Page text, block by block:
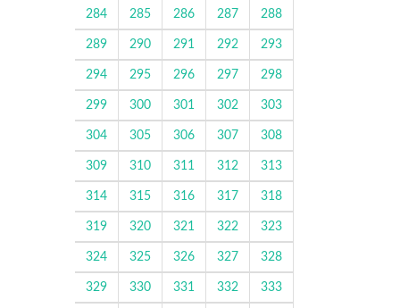
284 285 286 287 288
289 290 291 292 293
294 295 296 297 298
299 300 301 302 303
304 305 306 307 308
309 310 311 312 313
314 315 316 317 318
319 320 321 322 323
324 325 326 327 328
329 330 331 332 333